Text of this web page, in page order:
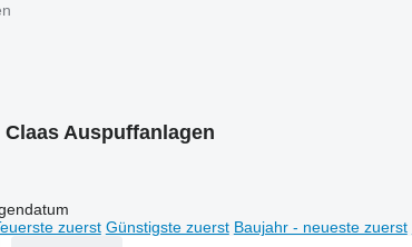
Claas Auspuffanlagen
zuerst Günstigste zuerst Baujahr - neueste zuerst